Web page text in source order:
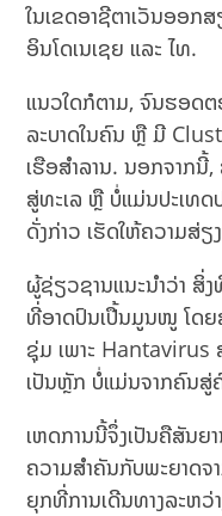
ໃນເຂດອາຊີຕາເວັນອອກສ
ອິນໂດເນເຊຍ ແລະ ໄທ.
ແນວໃດກໍຕາມ, ຈົນຮອດ
ລະບາດໃນຄົນ ຫຼື ມີ
ເຮືອສຳລານ. ນອກຈາກນີ້
ສູ່ທະເລ ຫຼື ບໍ່ແມ່ນປະເທດ
ດັ່ງກ່າວ ເຮັດໃຫ້ຄວາມສ່ຽ
ຜູ້ຊ່ຽວຊານແນະນຳວ່າ
ທີ່ອາດປົນເປື້ນມູນໜູ ໂດຍ
ຊຸ່ມ ເພາະ Hantavirus
ເປັນຫຼັກ ບໍ່ແມ່ນຈາກຄົນສູ່
ເຫດການນີ້ຈຶ່ງເປັນຄືສັນຍ
ຄວາມສຳຄັນກັບພະຍາດຈ
ຍຸກທີ່ການເດີນທາງລະຫວ່